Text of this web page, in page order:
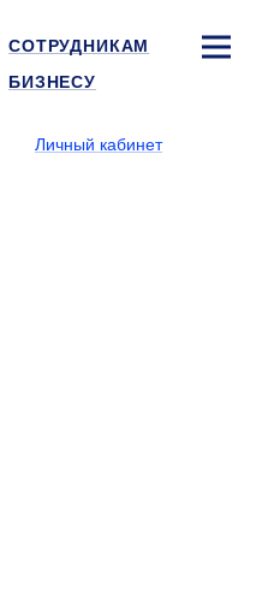
СОТРУДНИКАМ
БИЗНЕСУ
Личный кабинет